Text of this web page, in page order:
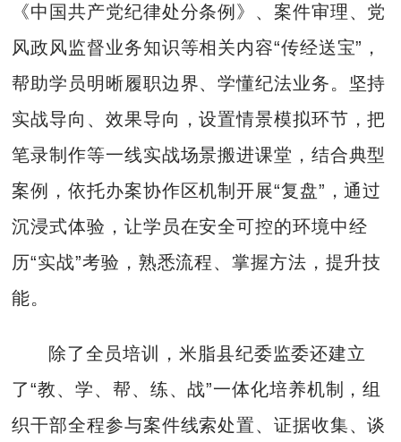
《中国共产党纪律处分条例》、案件审理、党
风政风监督业务知识等相关内容“传经送宝”，
帮助学员明晰履职边界、学懂纪法业务。坚持
实战导向、效果导向，设置情景模拟环节，把
笔录制作等一线实战场景搬进课堂，结合典型
案例，依托办案协作区机制开展“复盘”，通过
沉浸式体验，让学员在安全可控的环境中经
历“实战”考验，熟悉流程、掌握方法，提升技
能。
除了全员培训，米脂县纪委监委还建立
了“教、学、帮、练、战”一体化培养机制，组
织干部全程参与案件线索处置、证据收集、谈